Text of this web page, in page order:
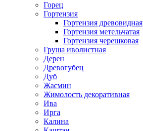
Горец
Гортензия
Гортензия древовидная
Гортензия метельчатая
Гортензия черешковая
Груша иволистная
Дерен
Древогубец
Дуб
Жасмин
Жимолость декоративная
Ива
Ирга
Калина